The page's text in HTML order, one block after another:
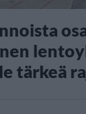
tärkeä